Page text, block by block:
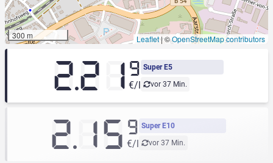
300 m Leaflet|©OpenStreetMap contributors
Super E5
vor 37 Min.
2.219
€/l
Super E10
vor 37 Min.
2.15 9
€/l